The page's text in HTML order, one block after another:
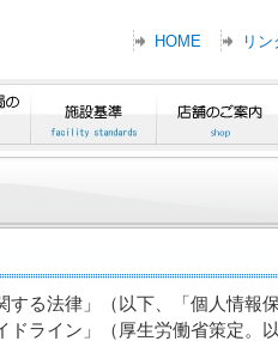
HOME リン
る法律」（以下、「個人情報
ドライン」（厚生労働省策定。